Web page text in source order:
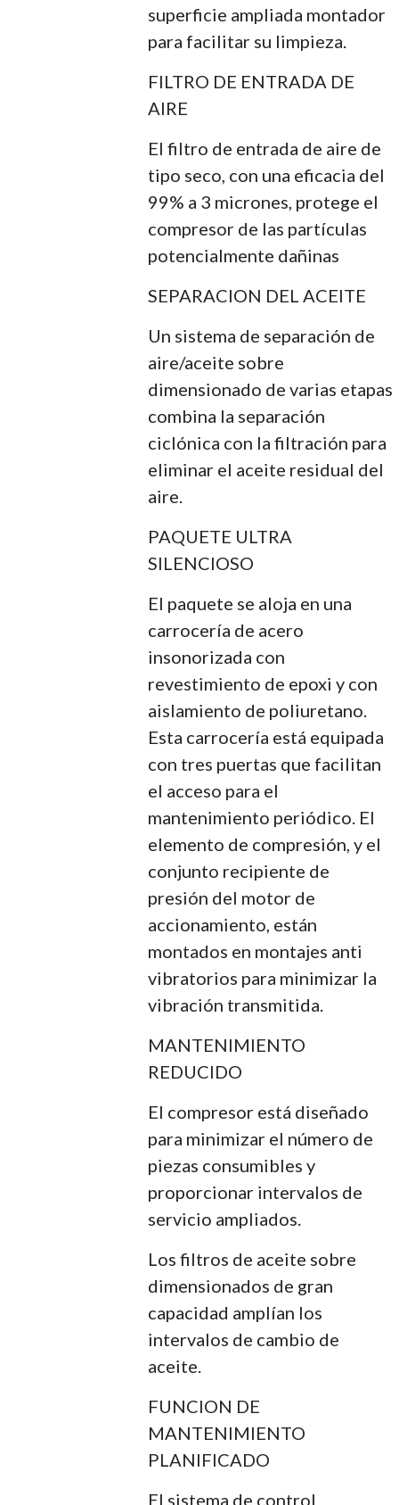
superficie ampliada montador
para facilitar su limpieza.
FILTRO DE ENTRADA DE
AIRE
El filtro de entrada de aire de
tipo seco, con una eficacia del
99% a 3 micrones, protege el
compresor de las partículas
potencialmente dañinas
SEPARACION DEL ACEITE
Un sistema de separación de
aire/aceite sobre
dimensionado de varias etapas
combina la separación
ciclónica con la filtración para
eliminar el aceite residual del
aire.
PAQUETE ULTRA
SILENCIOSO
El paquete se aloja en una
carrocería de acero
insonorizada con
revestimiento de epoxi y con
aislamiento de poliuretano.
Esta carrocería está equipada
con tres puertas que facilitan
el acceso para el
mantenimiento periódico. El
elemento de compresión, y el
conjunto recipiente de
presión del motor de
accionamiento, están
montados en montajes anti
vibratorios para minimizar la
vibración transmitida.
MANTENIMIENTO
REDUCIDO
El compresor está diseñado
para minimizar el número de
piezas consumibles y
proporcionar intervalos de
servicio ampliados.
Los filtros de aceite sobre
dimensionados de gran
capacidad amplían los
intervalos de cambio de
aceite.
FUNCION DE
MANTENIMIENTO
PLANIFICADO
El sistema de control